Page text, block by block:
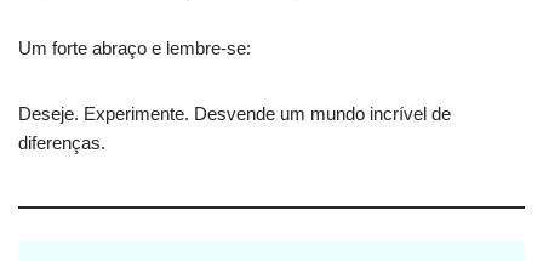
Um forte abraço e lembre-se:
Deseje. Experimente. Desvende um mundo incrível de
diferenças.